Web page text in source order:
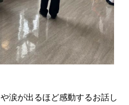
涙が出るほど感動するお話し